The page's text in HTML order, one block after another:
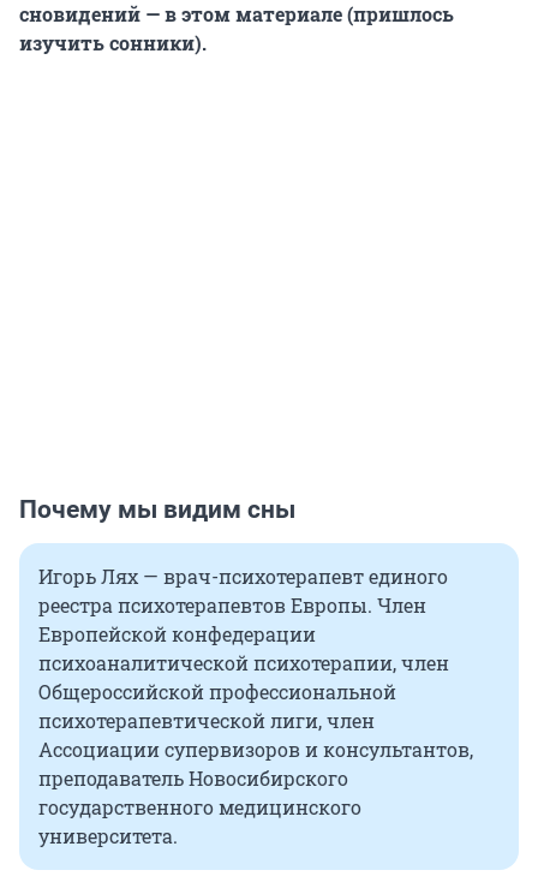
сновидений — в этом материале (пришлось
изучить сонники).
Почему мы видим сны
Игорь Лях — врач-психотерапевт единого
реестра психотерапевтов Европы. Член
Европейской конфедерации
психоаналитической психотерапии, член
Общероссийской профессиональной
психотерапевтической лиги, член
Ассоциации супервизоров и консультантов,
преподаватель Новосибирского
государственного медицинского
университета.